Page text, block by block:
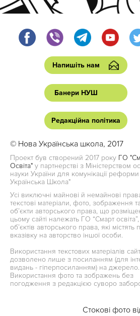
Напишіть нам
Банери НУШ
Редакційна політика
© Нова Українська школа, 2017
Проект був створений 2017 року ГО
Освіта" у партнерстві з Міністерством
науки України для комунікації
Українська Школа"
Усі виключні майнові й немайнові
текстові матеріали, фото, зображення
об’єкти авторського права, що
цьому сайті належать ГО “Смарт освіта”,
об’єктів авторського права, які містять
вказівку на авторство іншої особи.
Використання текстових матеріалів
дозволено лише з посиланням (для
видань - гіперпосиланням) на джерело.
Використання фото та зображень без
погодження з редакцією суворо
Стокові фото